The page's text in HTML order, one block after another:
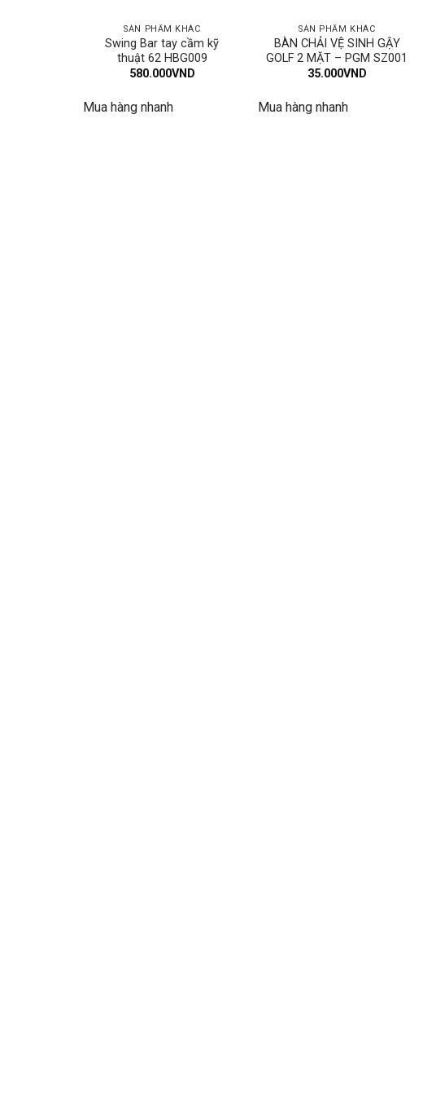
SẢN PHẨM KHÁC
Swing Bar tay cầm kỹ
thuật 62 HBG009
580.000VND
Mua hàng nhanh
SẢN PHẨM KHÁC
BÀN CHẢI VỆ SINH GẬY
GOLF 2 MẶT – PGM SZ001
35.000VND
Mua hàng nhanh